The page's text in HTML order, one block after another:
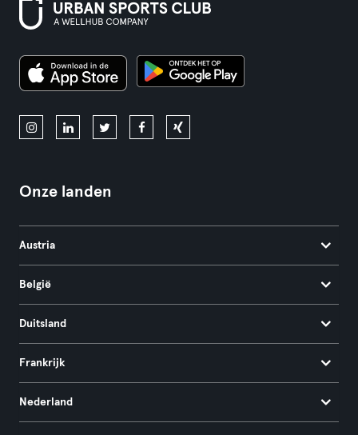
Onze landen
Austria
België
Duitsland
Frankrijk
Nederland